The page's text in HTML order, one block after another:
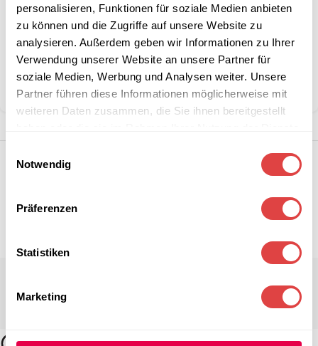
personalisieren, Funktionen für soziale Medien anbieten
zu können und die Zugriffe auf unsere Website zu
analysieren. Außerdem geben wir Informationen zu Ihrer
Verwendung unserer Website an unsere Partner für
soziale Medien, Werbung und Analysen weiter. Unsere
Partner führen diese Informationen möglicherweise mit
weiteren Daten zusammen, die Sie ihnen bereitgestellt
Notwendig
Präferenzen
Statistiken
Marketing
Artikelnummer:
n. v.
Kategorie:
Restaurant- & Bartische
Marke:Gastro Uzal
Teilen: